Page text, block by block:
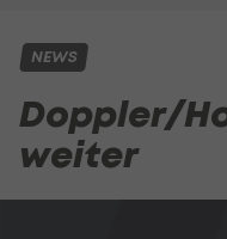
NEWS
Doppler/
weiter